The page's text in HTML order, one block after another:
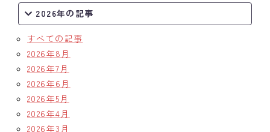
2026年の記事
すべての記事
2026年8月
2026年7月
2026年6月
2026年5月
2026年4月
2026年3月